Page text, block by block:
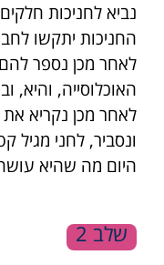
נביא לחניכות
החניכות יתקשו
לאחר מכן נספר
האוכלוסייה, והיא,
לאחר מכן נקריא
ונסביר, לחני
היום מה שהיא